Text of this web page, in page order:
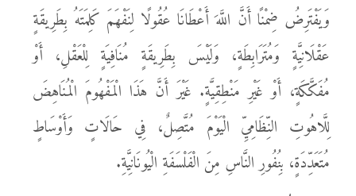
وَيَفْتَرِضُ ضِمْنًا أَنَّ اللَّهَ أَعْطَانَا عُقُولًا لِنَفْهَمَ كَلِمَتَهُ بِطَرِيقَةٍ
عَقْلَانِيَّةٍ وَمُتَرَابِطَةٍ، وَلَيْسَ بِطَرِيقَةٍ مُنَافِيَةٍ لِلْعَقْلِ، أَوْ
مُفَكَّكَةٍ، أَوْ غَيْرِ مَنْطِقِيَّةٍ. غَيْرَ أَنَّ هَذَا الْمَفْهُومَ الْمُنَاهِضَ
لِلَّاهُوتِ النِّظَامِيِّ الْيَوْمَ مُتَّصِلٌ، فِي حَالَاتٍ وَأَوْسَاطٍ
مُتَعَدِّدَةٍ، بِنُفُورِ النَّاسِ مِنَ الْفَلْسَفَةِ الْيُونَانِيَّةِ.